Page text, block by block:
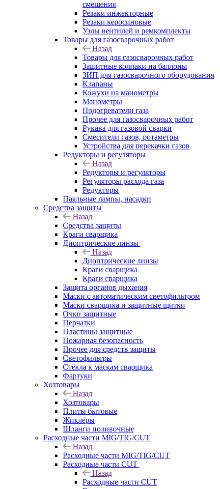
смешения
Резаки инжекторные
Резаки керосиновые
Узлы вентилей и ремкомплекты
Товары для газосварочных работ
Назад
Товары для газосварочных работ
Защитные колпаки на баллоны
ЗИП для газосварочного оборудования
Клапаны
Кожухи на манометры
Манометры
Подогреватели газа
Прочее для газосварочных работ
Рукава для газовой сварки
Смесители газов, ротаметры
Устройства для перекачки газов
Редукторы и регуляторы
Назад
Редукторы и регуляторы
Регуляторы расхода газа
Редукторы
Паяльные лампы, насадки
Средства защиты
Назад
Средства защиты
Краги сварщика
Диоптрические линзы
Назад
Диоптрические линзы
Краги сварщика
Краги сварщика
Защита органов дыхания
Маски с автоматическим светофильтром
Маски сварщика и защитные щитки
Очки защитные
Перчатки
Пластины защитные
Пожарная безопасность
Прочее для средств защиты
Светофильтры
Стёкла к маскам сварщика
Фартуки
Хозтовары
Назад
Хозтовары
Плиты бытовые
Жиклёры
Шланги поливочные
Расходные части MIG/TIG/CUT
Назад
Расходные части MIG/TIG/CUT
Расходные части CUT
Назад
Расходные части CUT